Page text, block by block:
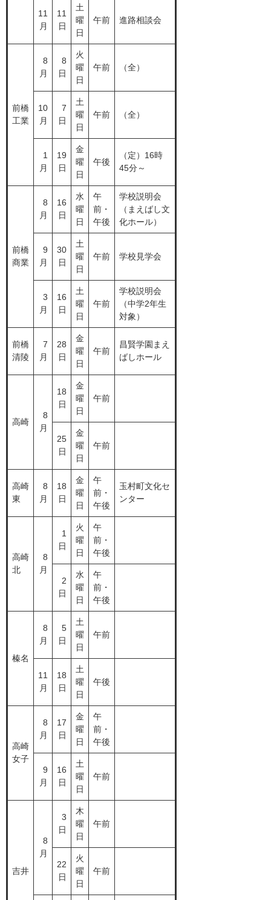
11
月
11
日
土
曜
日
午前 進路相談会
前橋
工業
8
月
8
日
火
曜
日
午前 （全）
10
月
7
日
土
曜
日
午前 （全）
1
月
19
日
金
曜
日
午後
（定）16時
45分～
前橋
商業
8
月
16
日
水
曜
日
午
前・
午後
学校説明会
（まえばし文
化ホール）
9
月
30
日
土
曜
日
午前 学校見学会
3
月
16
日
土
曜
日
午前
学校説明会
（中学2年生
対象）
前橋
清陵
7
月
28
日
金
曜
日
午前
昌賢学園まえ
ばしホール
高崎
8
月
18
日
金
曜
日
午前
25
日
金
曜
日
午前
高崎
東
8
月
18
日
金
曜
日
午
前・
午後
玉村町文化セ
ンター
高崎
北
8
月
1
日
火
曜
日
午
前・
午後
2
日
水
曜
日
午
前・
午後
榛名
8
月
5
日
土
曜
日
午前
11
月
18
日
土
曜
日
午後
高崎
女子
8
月
17
日
金
曜
日
午
前・
午後
9
月
16
日
土
曜
日
午前
吉井
8
月
3
日
木
曜
日
午前
22
日
火
曜
日
午前